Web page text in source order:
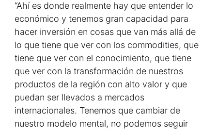
“Ahí es donde realmente hay que entender lo
económico y tenemos gran capacidad para
hacer inversión en cosas que van más allá de
lo que tiene que ver con los commodities, que
tiene que ver con el conocimiento, que tiene
que ver con la transformación de nuestros
productos de la región con alto valor y que
puedan ser llevados a mercados
internacionales. Tenemos que cambiar de
nuestro modelo mental, no podemos seguir